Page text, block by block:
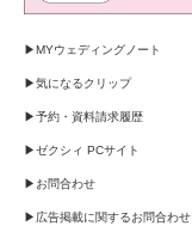
MYウェディングノート
気になるクリップ
予約・資料請求履歴
ゼクシィ PCサイト
お問合わせ
広告掲載に関するお問合わせ